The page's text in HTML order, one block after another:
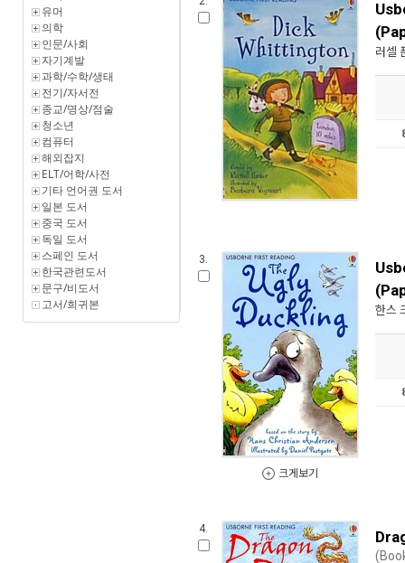
유머
의학
인문/사회
자기계발
과학/수학/생태
전기/자서전
종교/명상/점술
청소년
컴퓨터
해외잡지
ELT/어학/사전
기타 언어권 도서
일본 도서
중국 도서
독일 도서
스페인 도서
한국관련도서
문구/비도서
고서/희귀본
러셀
3.
크게보기
한스
4.